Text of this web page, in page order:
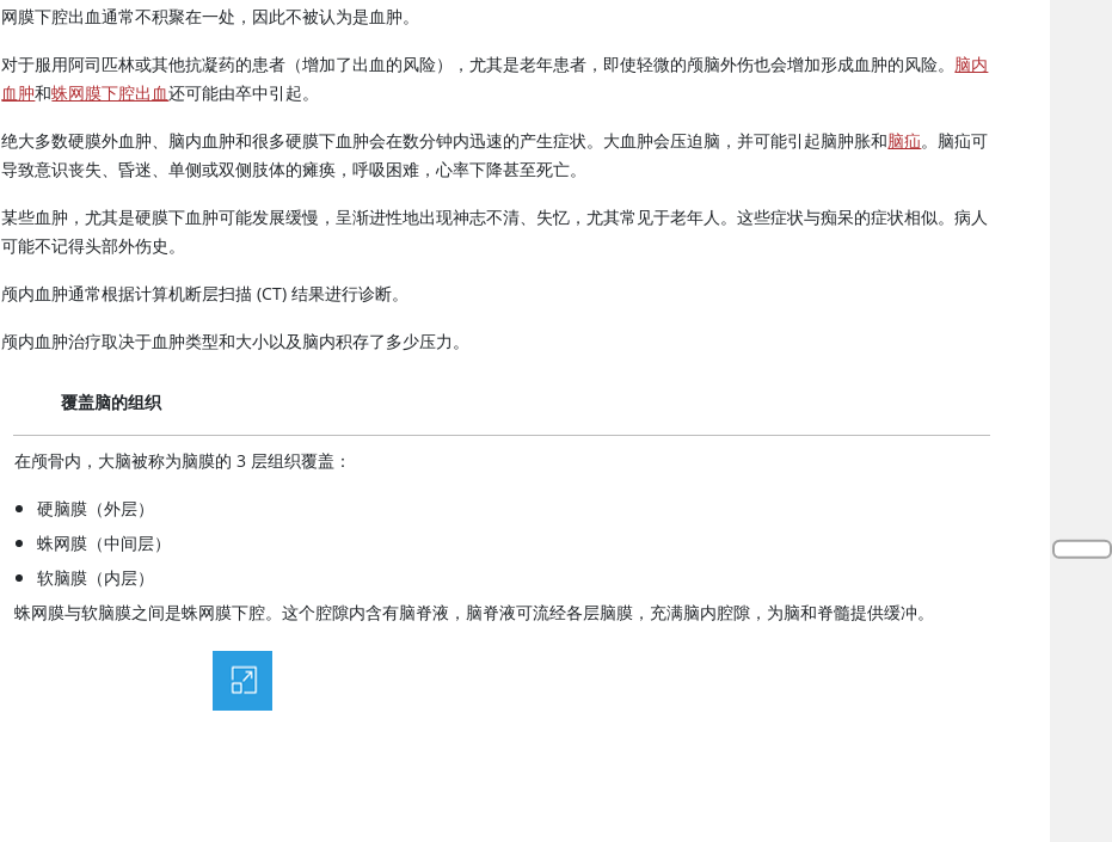
网膜下腔出血通常不积聚在一处，因此不被认为是血肿。
对于服用阿司匹林或其他抗凝药的患者（增加了出血的风险），尤其是老年患者，即使轻微的颅脑外伤也会增加形成血肿的风险。 脑内
血肿和蛛网膜下腔出血还可能由卒中引起。
绝大多数硬膜外血肿、脑内血肿和很多硬膜下血肿会在数分钟内迅速的产生症状。大血肿会压迫脑，并可能引起脑肿胀和脑疝。脑疝可
导致意识丧失、昏迷、单侧或双侧肢体的瘫痪，呼吸困难，心率下降甚至死亡。
某些血肿，尤其是硬膜下血肿可能发展缓慢，呈渐进性地出现神志不清、失忆，尤其常见于老年人。这些症状与痴呆的症状相似。病人
可能不记得头部外伤史。
颅内血肿通常根据计算机断层扫描 (CT) 结果进行诊断。
颅内血肿治疗取决于血肿类型和大小以及脑内积存了多少压力。
覆盖脑的组织
在颅骨内，大脑被称为脑膜的 3 层组织覆盖：
硬脑膜（外层）
蛛网膜（中间层）
软脑膜（内层）
蛛网膜与软脑膜之间是蛛网膜下腔。这个腔隙内含有脑脊液，脑脊液可流经各层脑膜，充满脑内腔隙，为脑和脊髓提供缓冲。